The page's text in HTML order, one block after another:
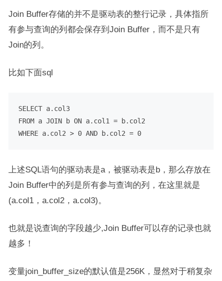
Join Buffer存储的并不是驱动表的整行记录，具体指所
有参与查询的列都会保存到Join Buffer，而不是只有
Join的列。
比如下面sql
SELECT
a.col3
FROM a JOIN b ON a.col1 =
WHERE a.col2 > 0 AND b.col2 = 0
上述SQL语句的驱动表是a，被驱动表是b，那么存放在
Join Buffer中的列是所有参与查询的列，在这里就是
(a.col1，a.col2，a.col3)。
也就是说查询的字段越少,Join Buffer可以存的记录也就
越多！
变量join_buffer_size的默认值是256K，显然对于稍复杂